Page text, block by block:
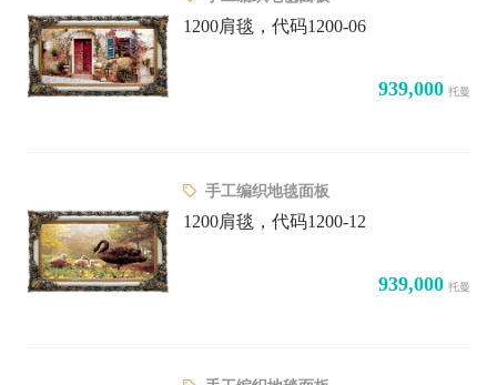
1200肩毯，代码1200-06
939,000 托曼
手工编织地毯面板
1200肩毯，代码1200-12
939,000 托曼